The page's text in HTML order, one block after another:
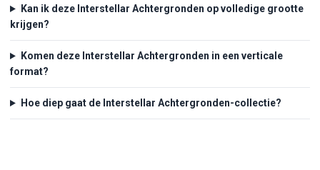
Kan ik deze Interstellar Achtergronden op volledige grootte
krijgen?
Komen deze Interstellar Achtergronden in een verticale
format?
Hoe diep gaat de Interstellar Achtergronden-collectie?